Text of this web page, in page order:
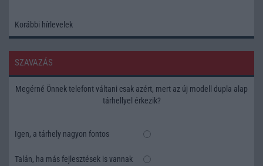
Korábbi hírlevelek
SZAVAZÁS
Megérné Önnek telefont váltani csak azért, mert az új modell dupla alap
tárhellyel érkezik?
Igen, a tárhely nagyon fontos
Talán, ha más fejlesztések is vannak